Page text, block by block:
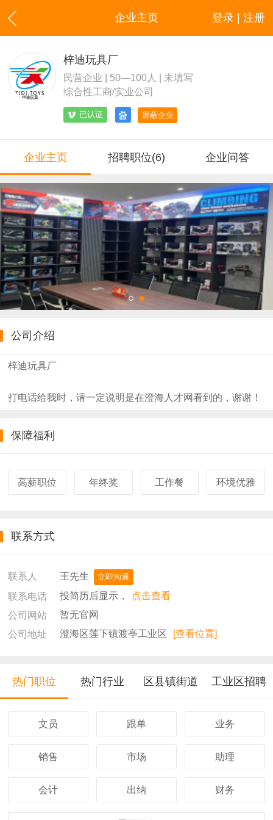
登录 | 注册
企业主页
梓迪玩具厂
民营企业 | 50—100人 | 未填写
综合性工商/实业公司
已认证 屏蔽企业
企业主页 招聘职位(6) 企业问答
公司介绍
梓迪玩具厂
打电话给我时，请一定说明是在澄海人才网看到的，谢谢！
保障福利
高薪职位 年终奖 工作餐 环境优雅
联系方式
联系人 王先生 立即沟通
联系电话 投简历后显示，
点击查看
公司网站
暂无官网
公司地址
澄海区莲下镇渡亭工业区 [查看位置]
热门职位 热门行业 区县镇街道 工业区招聘
文员 跟单 业务
销售 市场 助理
会计 出纳 财务